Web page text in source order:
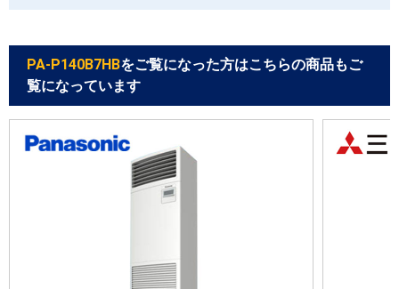
PA-P140B7HBをご覧になった方はこちらの商品もご
覧になっています